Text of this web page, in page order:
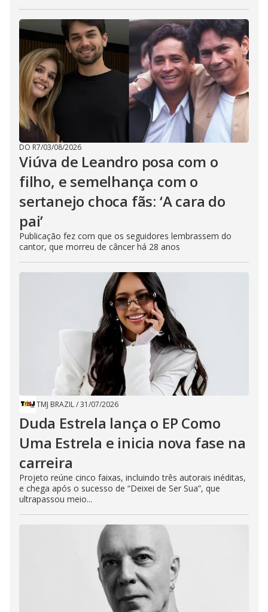
DO R7/03/08/2026
Viúva de Leandro posa com o
filho, e semelhança com o
sertanejo choca fãs: ‘A cara do
pai’
Publicação fez com que os seguidores lembrassem do
cantor, que morreu de câncer há 28 anos
TMJ BRAZIL/31/07/2026
Duda Estrela lança o EP Como
Uma Estrela e inicia nova fase na
carreira
Projeto reúne cinco faixas, incluindo três autorais inéditas,
e chega após o sucesso de “Deixei de Ser Sua”, que
ultrapassou meio...